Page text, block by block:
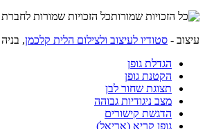
כל הזכויות שמורות לחברת ביומבו | המתנחלים 32
עיצוב - סטודיו לעיצוב ולצילום הלית קלכמן,
הגדלת גופן
הקטנת גופן
תצוגת שחור לבן
מצב ניגודיות גבוהה
הדגשת קישורים
גופן קריא (אריאל)